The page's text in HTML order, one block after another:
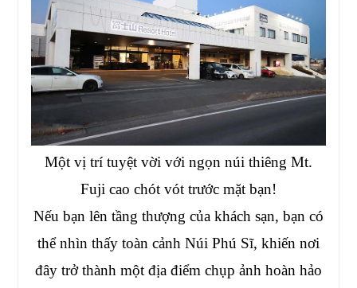
Một vị trí tuyệt vời với ngọn núi thiêng Mt.
Fuji cao chót vót trước mặt bạn!
Nếu bạn lên tầng thượng của khách sạn, bạn có
thể nhìn thấy toàn cảnh Núi Phú Sĩ, khiến nơi
đây trở thành một địa điểm chụp ảnh hoàn hảo